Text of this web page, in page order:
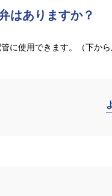
はありますか？
に使用できます。（下から